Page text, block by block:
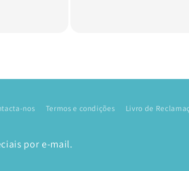
nos Termos e condições Livro de
por e-mail.